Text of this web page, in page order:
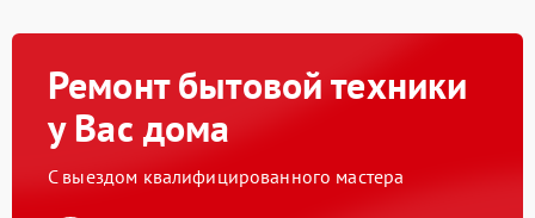
Ремонт бытовой техники
у Вас дома
С выездом квалифицированного мастера